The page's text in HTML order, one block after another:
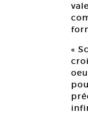
«